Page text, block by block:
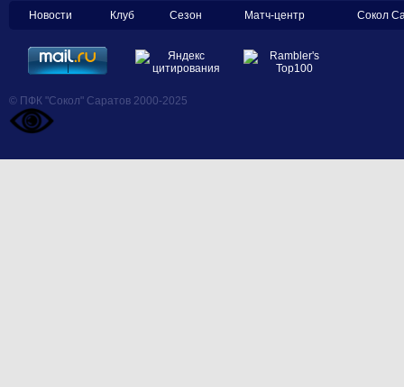
Новости Клуб Сезон Матч-центр Сокол
© ПФК "Сокол" Саратов 2000-2025